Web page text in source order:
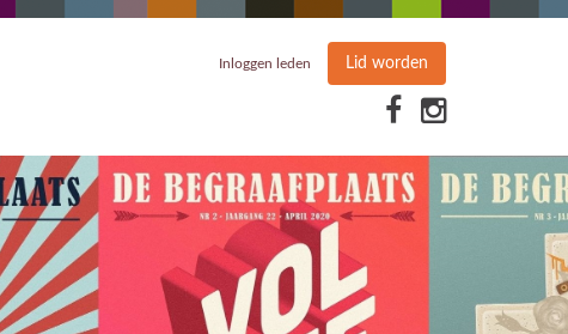
Inloggen leden Lid worden